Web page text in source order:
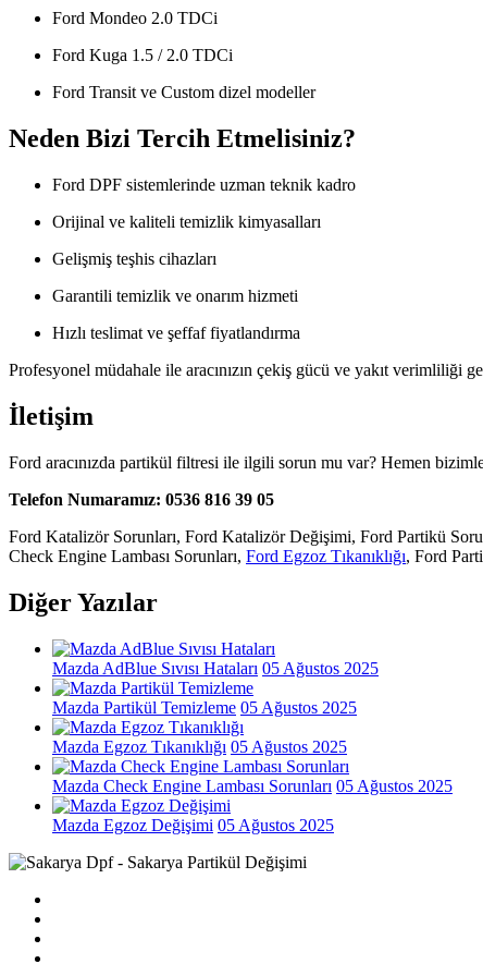
Ford Mondeo 2.0 TDCi
Ford Kuga 1.5 / 2.0 TDCi
Ford Transit ve Custom dizel modeller
Neden Bizi Tercih Etmelisiniz?
Ford DPF sistemlerinde uzman teknik kadro
Orijinal ve kaliteli temizlik kimyasalları
Gelişmiş teşhis cihazları
Garantili temizlik ve onarım hizmeti
Hızlı teslimat ve şeffaf fiyatlandırma
Profesyonel müdahale ile aracınızın çekiş gücü ve yakıt verimliliği
İletişim
Ford aracınızda partikül filtresi ile ilgili sorun mu var? Hemen
Telefon Numaramız: 0536 816 39 05
Ford Katalizör Sorunları, Ford Katalizör Değişimi, Ford Partikü
Check Engine Lambası Sorunları, Ford Egzoz Tıkanıklığı, Ford
Diğer Yazılar
Mazda AdBlue Sıvısı Hataları 05 Ağustos 2025
Mazda Partikül Temizleme 05 Ağustos 2025
Mazda Egzoz Tıkanıklığı 05 Ağustos 2025
Mazda Check Engine Lambası Sorunları 05 Ağustos 2025
Mazda Egzoz Değişimi 05 Ağustos 2025